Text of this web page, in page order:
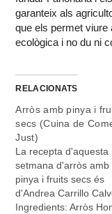
garanteix als
que els permet viure
ecològica i no du ni
RELACIONATS
Arròs amb pinya i
secs (Cuina de
Just)
La recepta d'aquesta
setmana d'arròs amb
pinya i fruits secs és
d'Andrea Carrillo
Ingredients: Arròs